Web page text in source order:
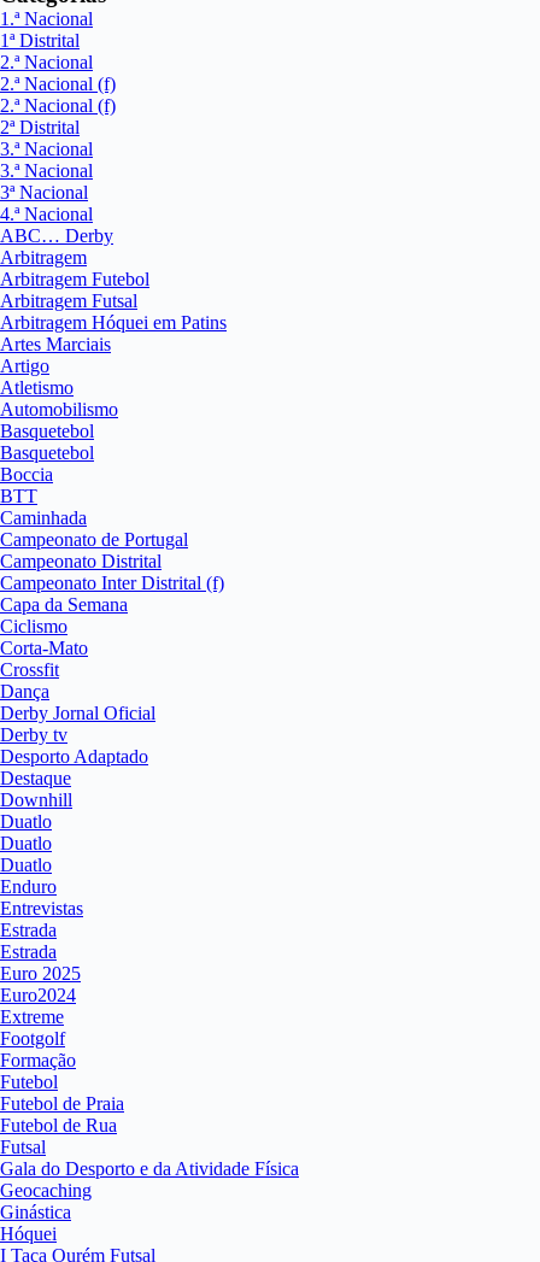
1.ª Nacional
1ª Distrital
2.ª Nacional
2.ª Nacional (f)
2.ª Nacional (f)
2ª Distrital
3.ª Nacional
3.ª Nacional
3ª Nacional
4.ª Nacional
ABC… Derby
Arbitragem
Arbitragem Futebol
Arbitragem Futsal
Arbitragem Hóquei em Patins
Artes Marciais
Artigo
Atletismo
Automobilismo
Basquetebol
Basquetebol
Boccia
BTT
Caminhada
Campeonato de Portugal
Campeonato Distrital
Campeonato Inter Distrital (f)
Capa da Semana
Ciclismo
Corta-Mato
Crossfit
Dança
Derby Jornal Oficial
Derby tv
Desporto Adaptado
Destaque
Downhill
Duatlo
Duatlo
Duatlo
Enduro
Entrevistas
Estrada
Estrada
Euro 2025
Euro2024
Extreme
Footgolf
Formação
Futebol
Futebol de Praia
Futebol de Rua
Futsal
Gala do Desporto e da Atividade Física
Geocaching
Ginástica
Hóquei
I Taça Ourém Futsal